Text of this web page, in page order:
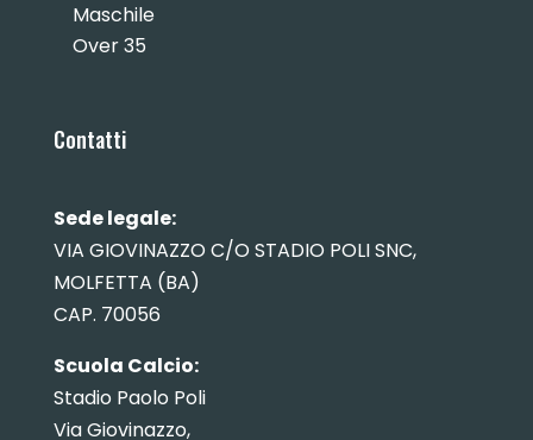
Maschile
Over 35
Contatti
Sede legale:
VIA GIOVINAZZO C/O STADIO POLI SNC,
MOLFETTA (BA)
CAP. 70056
Scuola Calcio:
Stadio Paolo Poli
Via Giovinazzo,